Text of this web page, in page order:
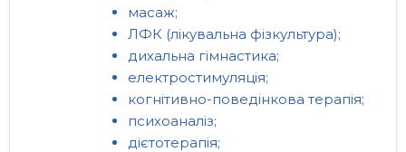
масаж;
ЛФК (лікувальна фізкультура);
дихальна гімнастика;
електростимуляція;
когнітивно-поведінкова терапія;
психоаналіз;
дієтотерапія;